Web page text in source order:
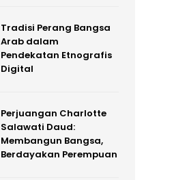
Tradisi Perang Bangsa
Arab dalam
Pendekatan Etnografis
Digital
Perjuangan Charlotte
Salawati Daud:
Membangun Bangsa,
Berdayakan Perempuan